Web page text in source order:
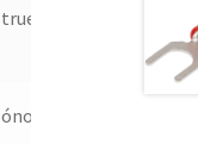
true
ónozott